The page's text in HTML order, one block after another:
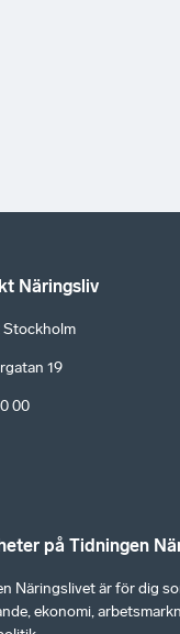
Näringsliv
Stockholm
19
00
på Tidningen
Näringslivet är för dig
ekonomi,